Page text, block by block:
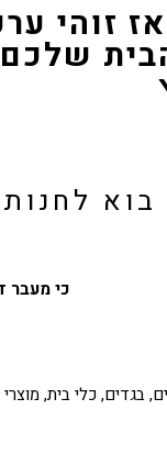
זוהי
בוא
כי מעבר
כלי בית, מוצרי